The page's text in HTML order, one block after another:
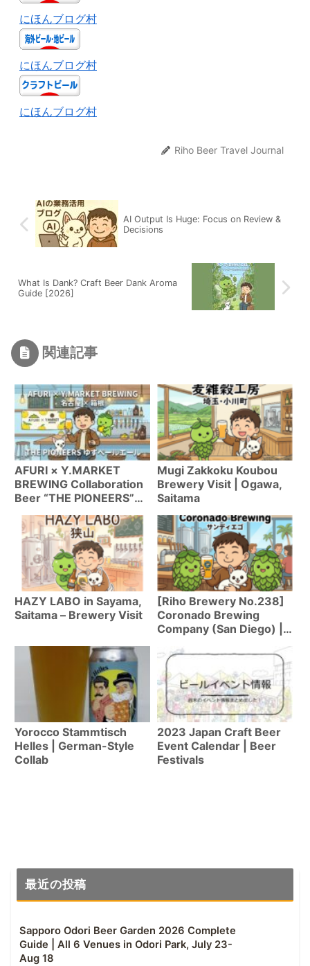
にほんブログ村
にほんブログ村
にほんブログ村
Riho Beer Travel Journal
AI Output Is Huge: Focus on Review &
Decisions
What Is Dank? Craft Beer Dank Aroma
Guide [2026]
関連記事
AFURI × Y.MARKET
BREWING Collaboration
Beer “THE PIONEERS”
Complete Guide | Yuzu
Pale Ale Features,
Where to Buy &
Development Story
Mugi Zakkoku Koubou
Brewery Visit | Ogawa,
Saitama
HAZY LABO in Sayama,
Saitama – Brewery Visit
[Riho Brewery No.238]
Coronado Brewing
Company (San Diego) |
Champion · 30 Years of
San Diego Craft Beer
History!
Yorocco Stammtisch
Helles | German-Style
Collab
2023 Japan Craft Beer
Event Calendar | Beer
Festivals
最近の投稿
Sapporo Odori Beer Garden 2026 Complete
Guide | All 6 Venues in Odori Park, July 23-
Aug 18